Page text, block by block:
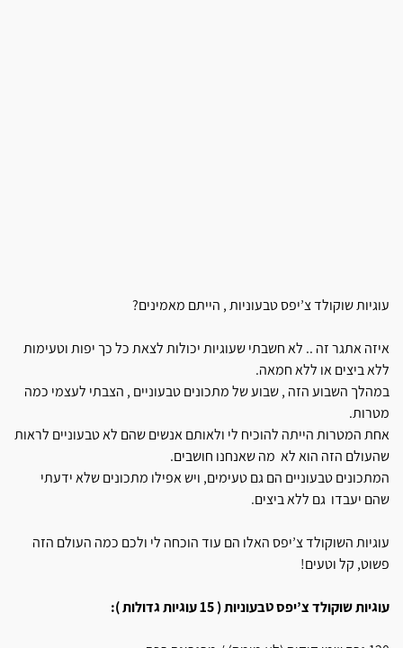
עוגיות שוקולד צ’יפס טבעוניות , הייתם מאמינים?
איזה אתגר זה .. לא חשבתי שעוגיות יכולות לצאת כל כך יפות וטעימות
ללא ביצים או ללא חמאה.
במהלך השבוע הזה , שבוע של מתכונים טבעוניים , הצבתי לעצמי כמה
מטרות.
אחת המטרות הייתה להוכיח לי ולאותם אנשים שהם לא טבעוניים לראות
שהעולם הזה הוא לא מה שאנחנו חושבים.
המתכונים טבעוניים הם גם טעימים, ויש אפילו מתכונים שלא ידעתי
שהם יעבדו גם ללא ביצים.
עוגיות השוקולד צ’יפס האלו הם עוד הוכחה לי ולכם כמה העולם הזה
פשוט, קל וטעים!
עוגיות שוקולד צ’יפס טבעוניות ( 15 עוגיות גדולות ):